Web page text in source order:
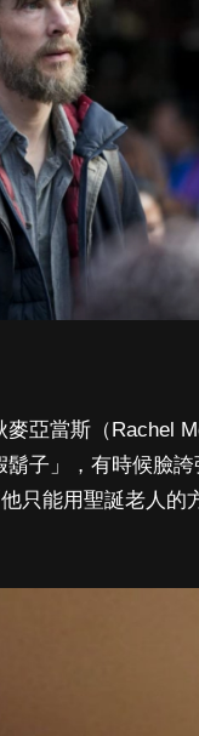
亞當斯（Rachel
子」，有時候臉
只能用聖誕老人的